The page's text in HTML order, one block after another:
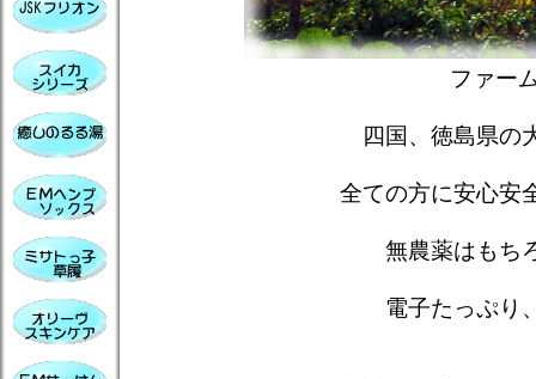
ファー
四国、徳島県の
全ての方に安心安
無農薬はもち
電子たっぷり